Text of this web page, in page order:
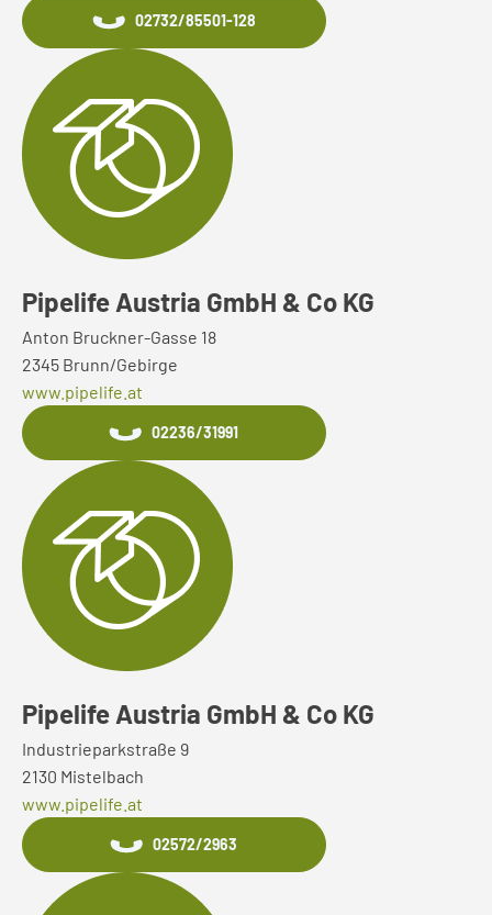
02732/85501-128
Pipelife Austria GmbH & Co KG
Anton Bruckner-Gasse 18
2345 Brunn/Gebirge
www.pipelife.at
02236/31991
Pipelife Austria GmbH & Co KG
Industrieparkstraße 9
2130 Mistelbach
www.pipelife.at
02572/2963